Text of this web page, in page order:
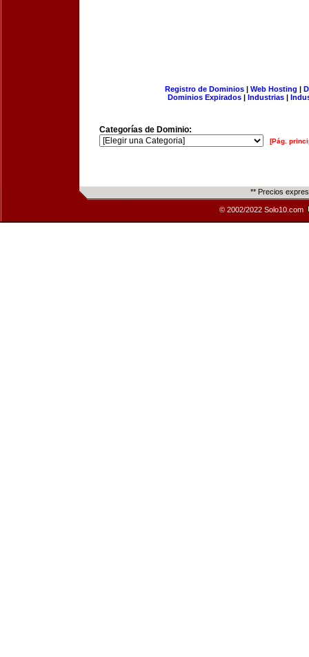
Registro de Dominios| Web Hosting |
Dominios Expirados | Industrias |
Categorías de Dominio:
[Pág.
** Precios
© 2002/2022 Solo10.com